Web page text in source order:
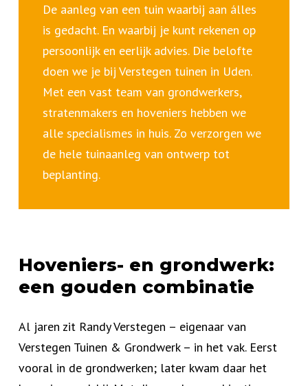
De aanleg van een tuin waarbij aan álles
is gedacht. En waarbij je kunt rekenen op
persoonlijk en eerlijk advies. Die belofte
doen we je bij Verstegen tuinen in Uden.
Met een vast team van grondwerkers,
stratenmakers en hoveniers hebben we
alle specialismes in huis. Zo verzorgen we
de hele tuinaanleg van ontwerp tot
beplanting.
Hoveniers- en grondwerk:
een gouden combinatie
Al jaren zit Randy Verstegen – eigenaar van
Verstegen Tuinen & Grondwerk – in het vak. Eerst
vooral in de grondwerken; later kwam daar het